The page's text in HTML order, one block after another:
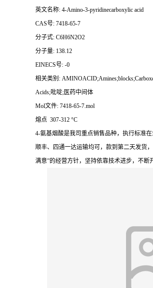
英文名称: 4-Amino-3-pyridinecarboxylic acid
CAS号: 7418-65-7
分子式: C6H6N2O2
分子量: 138.12
EINECS号: -0
相关类别:
Acids;吡啶;医药中间体
Mol文件: 7418-65-7.mol
熔点 307-312 °C
4-氨基烟酸是我司重点销售品种，执行标准
顺丰、四通一达运输均可，款到第二天发货
满意”的经营方针，坚持依靠技术进步，不